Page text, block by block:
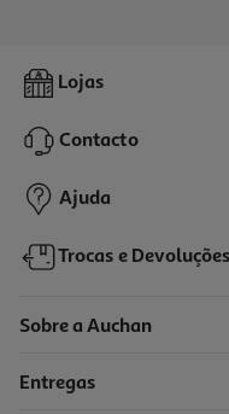
Lojas
Contacto
Ajuda
Trocas e Devoluções
Sobre a Auchan
Entregas